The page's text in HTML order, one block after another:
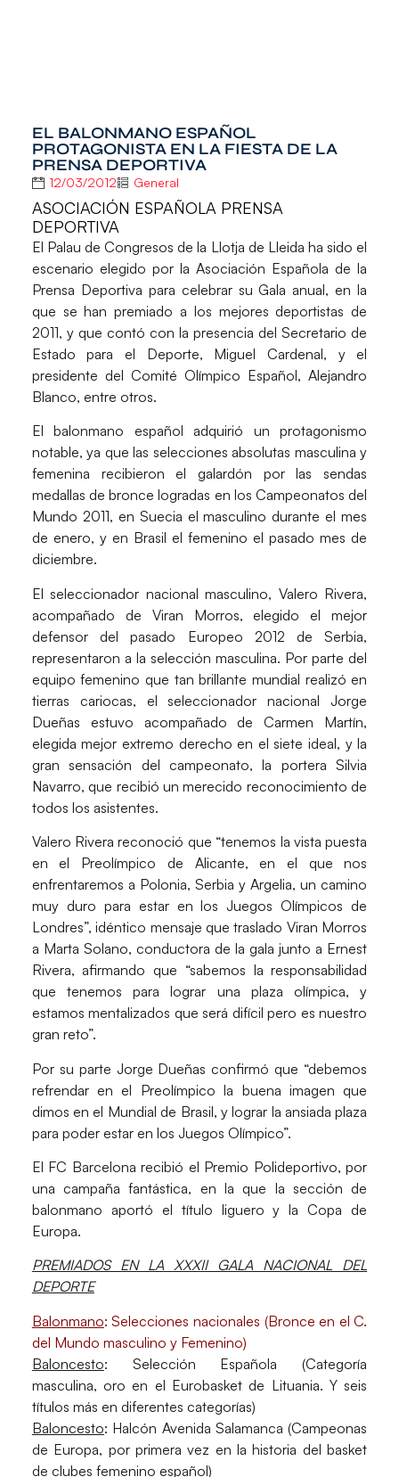
EL BALONMANO ESPAÑOL
PROTAGONISTA EN LA FIESTA DE LA
PRENSA DEPORTIVA
12/03/2012 General
ASOCIACIÓN ESPAÑOLA PRENSA
DEPORTIVA
El Palau de Congresos de la Llotja de Lleida ha sido el
escenario elegido por la Asociación Española de la
Prensa Deportiva para celebrar su Gala anual, en la
que se han premiado a los mejores deportistas de
2011, y que contó con la presencia del Secretario de
Estado para el Deporte, Miguel Cardenal, y el
presidente del Comité Olímpico Español, Alejandro
Blanco, entre otros.
El balonmano español adquirió un protagonismo
notable, ya que las selecciones absolutas masculina y
femenina recibieron el galardón por las sendas
medallas de bronce logradas en los Campeonatos del
Mundo 2011, en Suecia el masculino durante el mes
de enero, y en Brasil el femenino el pasado mes de
diciembre.
El seleccionador nacional masculino, Valero Rivera,
acompañado de Viran Morros, elegido el mejor
defensor del pasado Europeo 2012 de Serbia,
representaron a la selección masculina. Por parte del
equipo femenino que tan brillante mundial realizó en
tierras cariocas, el seleccionador nacional Jorge
Dueñas estuvo acompañado de Carmen Martín,
elegida mejor extremo derecho en el siete ideal, y la
gran sensación del campeonato, la portera Silvia
Navarro, que recibió un merecido reconocimiento de
todos los asistentes.
Valero Rivera reconoció que “tenemos la vista puesta
en el Preolímpico de Alicante, en el que nos
enfrentaremos a Polonia, Serbia y Argelia, un camino
muy duro para estar en los Juegos Olímpicos de
Londres”, idéntico mensaje que traslado Viran Morros
a Marta Solano, conductora de la gala junto a Ernest
Rivera, afirmando que “sabemos la responsabilidad
que tenemos para lograr una plaza olímpica, y
estamos mentalizados que será difícil pero es nuestro
gran reto”.
Por su parte Jorge Dueñas confirmó que “debemos
refrendar en el Preolímpico la buena imagen que
dimos en el Mundial de Brasil, y lograr la ansiada plaza
para poder estar en los Juegos Olímpico”.
El FC Barcelona recibió el Premio Polideportivo, por
una campaña fantástica, en la que la sección de
balonmano aportó el título liguero y la Copa de
Europa.
PREMIADOS EN LA XXXII GALA NACIONAL DEL
DEPORTE
Balonmano: Selecciones nacionales (Bronce en el C.
del Mundo masculino y Femenino)
Baloncesto: Selección Española (Categoría
masculina, oro en el Eurobasket de Lituania. Y seis
títulos más en diferentes categorías)
Baloncesto: Halcón Avenida Salamanca (Campeonas
de Europa, por primera vez en la historia del basket
de clubes femenino español)